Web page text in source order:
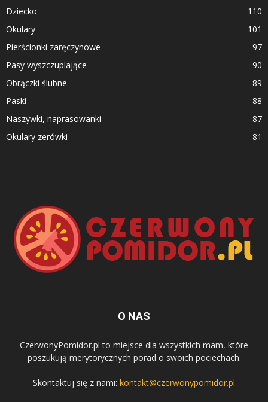
Dziecko
110
Okulary
101
Pierścionki zaręczynowe
97
Pasy wyszczuplające
90
Obrączki ślubne
89
Paski
88
Naszywki, naprasowanki
87
Okulary zerówki
81
O NAS
CzerwonyPomidor.pl to miejsce dla wszystkich mam, które
poszukują merytorycznych porad o swoich pociechach.
Skontaktuj się z nami: kontakt@czerwonypomidor.pl